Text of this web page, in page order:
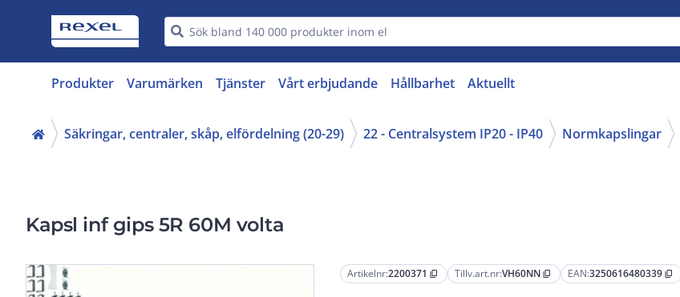
Produkter Varumärken Tjänster Vårt erbjudande Hållbarhet Aktuellt
Säkringar, centraler, skåp, elfördelning (20-29) 22 - Centralsystem IP20 - IP40 Normkapslingar
Kapsl inf gips 5R 60M volta
Artikelnr:2200371 content_copy Tillv.art.nr:VH60NN content_copy EAN:3250616480339 content_copy